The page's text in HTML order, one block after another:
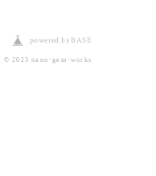
powered by BASE
© 2023 nano･gem･works